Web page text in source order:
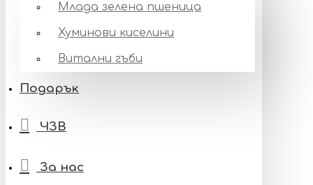
Млада зелена пшеница
Хуминови киселини
Витални гъби
Подарък
ЧЗВ
За нас